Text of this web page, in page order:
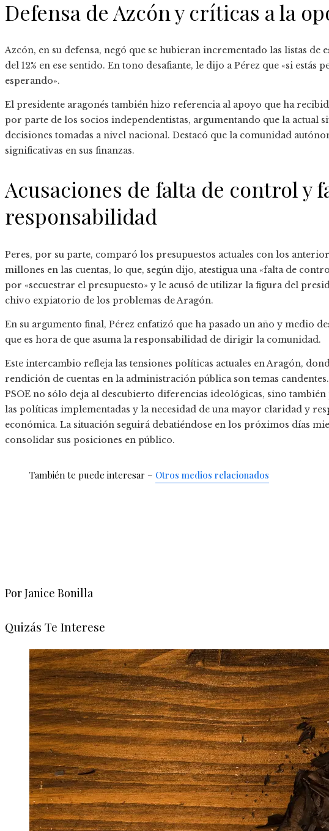
Defensa de Azcón y críticas a la
Azcón, en su defensa, negó que se hubieran incrementado las listas de
del 12% en ese sentido. En tono desafiante, le dijo a Pérez que «si estás
esperando».
El presidente aragonés también hizo referencia al apoyo que ha
por parte de los socios independentistas, argumentando que la actual
decisiones tomadas a nivel nacional. Destacó que la comunidad
significativas en sus finanzas.
Acusaciones de falta de control y
responsabilidad
Peres, por su parte, comparó los presupuestos actuales con los
millones en las cuentas, lo que, según dijo, atestigua una «falta de
por «secuestrar el presupuesto» y le acusó de utilizar la figura del
chivo expiatorio de los problemas de Aragón.
En su argumento final, Pérez enfatizó que ha pasado un año y medio
que es hora de que asuma la responsabilidad de dirigir la comunidad.
Este intercambio refleja las tensiones políticas actuales en Aragón,
rendición de cuentas en la administración pública son temas
PSOE no sólo deja al descubierto diferencias ideológicas, sino
las políticas implementadas y la necesidad de una mayor claridad y
económica. La situación seguirá debatiéndose en los próximos días
consolidar sus posiciones en público.
También te puede interesar – Otros medios relacionados
Por Janice Bonilla
Quizás Te Interese